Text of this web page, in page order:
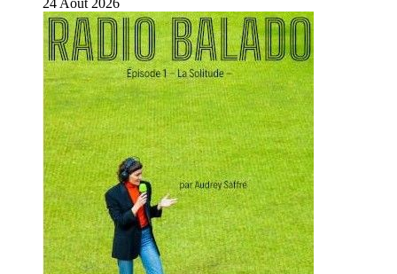
24Août 2026